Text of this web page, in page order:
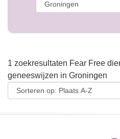
1 zoekresultaten Fear Free
geneeswijzen in Groningen